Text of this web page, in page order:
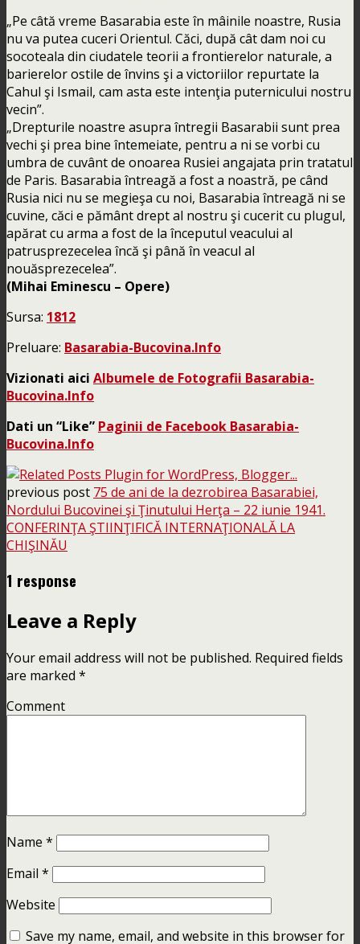
„Pe câtă vreme Basarabia este în mâinile noastre, Rusia
nu va putea cuceri Orientul. Căci, după cât dam noi cu
socoteala din ciudatele teorii a frontierelor naturale, a
barierelor ostile de învins şi a victoriilor repurtate la
Cahul şi Ismail, cam asta este intenţia puternicului nostru
vecin”.
„Drepturile noastre asupra întregii Basarabii sunt prea
vechi şi prea bine întemeiate, pentru a ni se vorbi cu
umbra de cuvânt de onoarea Rusiei angajata prin tratatul
de Paris. Basarabia întreagă a fost a noastră, pe când
Rusia nici nu se megieşa cu noi, Basarabia întreagă ni se
cuvine, căci e pământ drept al nostru şi cucerit cu plugul,
apărat cu arma a fost de la începutul veacului al
patrusprezecelea încă şi până în veacul al
nouăsprezecelea”.
(Mihai Eminescu – Opere)
Sursa: 1812
Preluare: Basarabia-Bucovina.Info
Vizionati aici Albumele de Fotografii Basarabia-
Bucovina.Info
Dati un “Like” Paginii de Facebook Basarabia-
Bucovina.Info
previous post 75 de ani de la dezrobirea Basarabiei,
Nordului Bucovinei şi Ţinutului Herţa – 22 iunie 1941.
CONFERINŢA ŞTIINŢIFICĂ INTERNAŢIONALĂ LA
CHIŞINĂU
1 response
Leave a Reply
Your email address will not be published. Required fields
are marked *
Comment
Name *
Email *
Website
Save my name, email, and website in this browser for